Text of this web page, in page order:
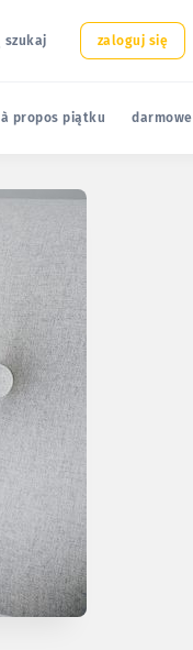
szukaj zaloguj się
à propos piątku darmowe